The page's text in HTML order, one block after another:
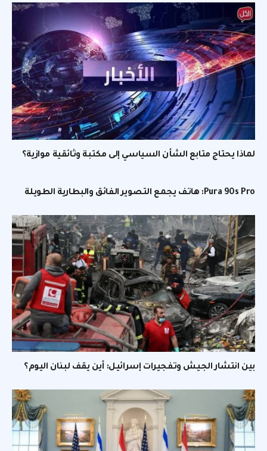
لماذا يحتاج متابع الشأن السياسي إلى مكتبة وثائقية موازية؟
Pura 90s Pro: هاتف يجمع التصوير الفائق والبطارية الطويلة
بين انتشار الجيش وتفجيرات إسرائيل: أين يقف لبنان اليوم؟